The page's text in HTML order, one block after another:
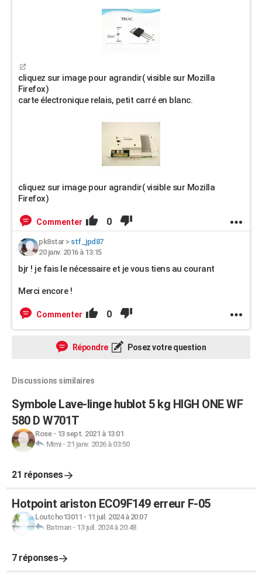
cliquez sur image pour agrandir( visible sur Mozilla
Firefox)
carte électronique relais, petit carré en blanc.
cliquez sur image pour agrandir( visible sur Mozilla
Firefox)
Commenter 0
pk8star> stf_jpd87
20 janv. 2016 à 13:15
bjr ! je fais le nécessaire et je vous tiens au courant
Merci encore !
Commenter 0
Répondre Posez votre question
Discussions similaires
Symbole Lave-linge hublot 5 kg HIGH ONE WF
580 D W701T
Rose- 13 sept. 2021 à 13:01
Mimi- 21 janv. 2026 à 03:50
21 réponses
Hotpoint ariston ECO9F149 erreur F-05
Loutcho13011 - 11 juil. 2024 à 20:07
Batman- 13 juil. 2024 à 20:48
7 réponses